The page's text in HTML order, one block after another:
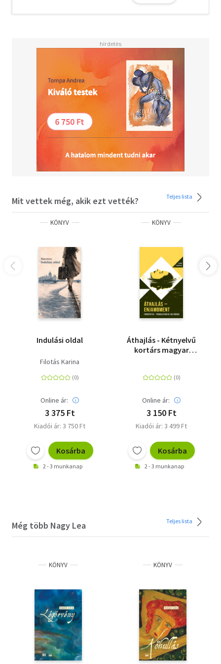
hanem egy korszak tükre is - azé, amelyben élünk,
alkotunk, és amelyben a líra még mindig képes keretet
adni a káosznak.
Mit vettek még, akik ezt vették? Teljes lista
KÖNYV
Indulási oldal
Filotás Karina
Online ár:
3 375 Ft
Kiadói ár: 3 750 Ft
Kosárba
2 - 3 munkanap
KÖNYV
Áthajlás - Kétnyelvű
kortárs magyar
Online ár:
3 150 Ft
Kiadói ár: 3 499 Ft
Kosárba
2 - 3 munkanap
Még több Nagy Lea Teljes lista
KÖNYV KÖNYV